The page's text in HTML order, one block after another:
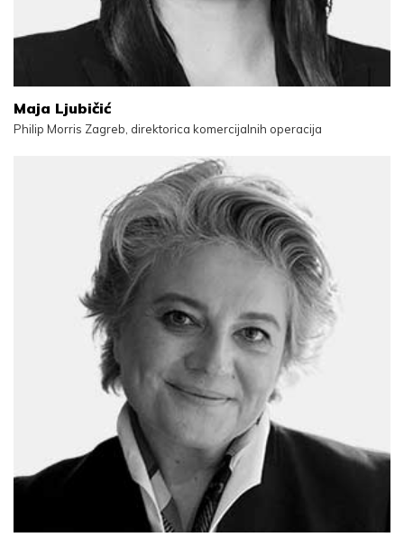
Maja Ljubičić
Philip Morris Zagreb, direktorica komercijalnih operacija